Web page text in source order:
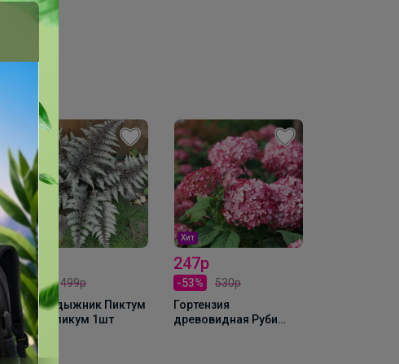
Хит
389р
-22%
499р
Т Кочедыжник Пиктум
Металликум 1шт
Хит
247р
-53%
530р
Гортензия
древовидная Руби